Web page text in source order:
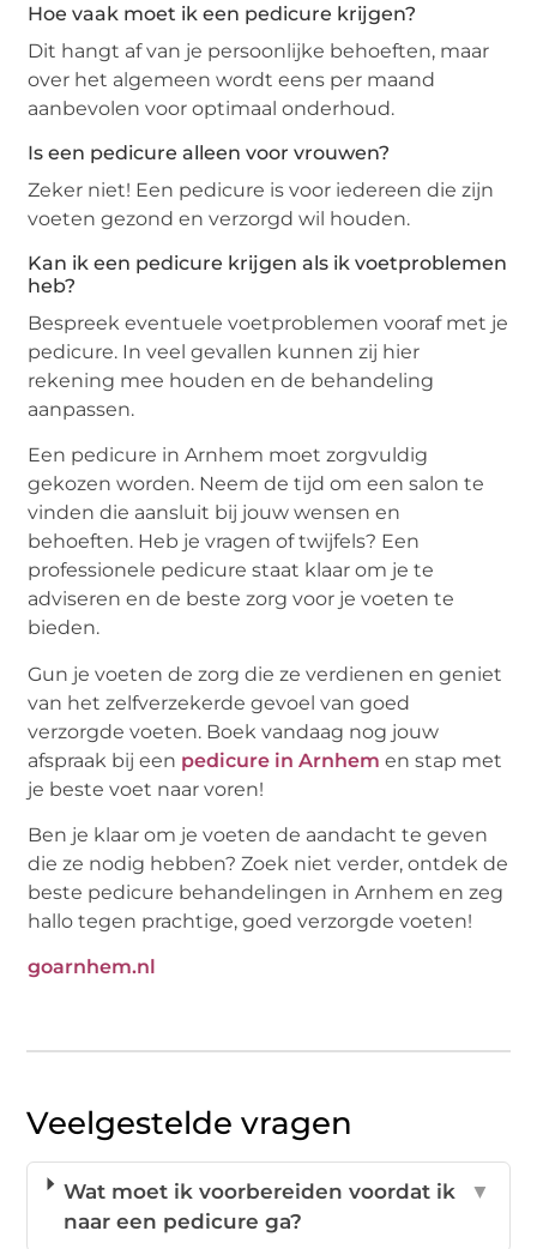
Hoe vaak moet ik een pedicure krijgen?
Dit hangt af van je persoonlijke behoeften, maar
over het algemeen wordt eens per maand
aanbevolen voor optimaal onderhoud.
Is een pedicure alleen voor vrouwen?
Zeker niet! Een pedicure is voor iedereen die zijn
voeten gezond en verzorgd wil houden.
Kan ik een pedicure krijgen als ik voetproblemen
heb?
Bespreek eventuele voetproblemen vooraf met je
pedicure. In veel gevallen kunnen zij hier
rekening mee houden en de behandeling
aanpassen.
Een pedicure in Arnhem moet zorgvuldig
gekozen worden. Neem de tijd om een salon te
vinden die aansluit bij jouw wensen en
behoeften. Heb je vragen of twijfels? Een
professionele pedicure staat klaar om je te
adviseren en de beste zorg voor je voeten te
bieden.
Gun je voeten de zorg die ze verdienen en geniet
van het zelfverzekerde gevoel van goed
verzorgde voeten. Boek vandaag nog jouw
afspraak bij een pedicure in Arnhem en stap met
je beste voet naar voren!
Ben je klaar om je voeten de aandacht te geven
die ze nodig hebben? Zoek niet verder, ontdek de
beste pedicure behandelingen in Arnhem en zeg
hallo tegen prachtige, goed verzorgde voeten!
goarnhem.nl
Veelgestelde vragen
Wat moet ik voorbereiden voordat ik
naar een pedicure ga?
▼